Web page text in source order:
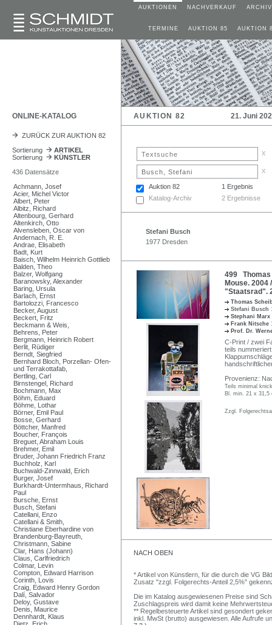
AUKTIONEN NACHVERKAUF ARCHIV
TERMINE AUKTION 85 AUKTION
ONLINE-KATALOG AUKTION 82 21. Juni
ZURÜCK ZUR AUKTION 82
Sortierung
ARTIKEL
Sortierung
KÜNSTLER
436 Datensätze
Achmann, Josef
Acier, Michel Victor
Albert, Peter
Albitz, Richard
Altenbourg, Gerhard
Altenkirch, Otto
Alvensleben, Oscar von
Andernach, R. E.
Andrae, Elisabeth
Badt, Kurt
Baisch, Wilhelm Heinrich Gottlieb
Balden, Theo
Balzer, Wolfgang
Baranowsky, Alexander
Baring, Ursula
Barlach, Ernst
Bartolozzi, Francesco
Becker, August
Beckert, Fritz
Beckmann & Weis,
Behrens, Peter
Bergmann, Heinrich Robert
Berlit, Rüdiger
Berndt, Siegfried
Bernhard Bloch, Porzellan- Ofen-
und Terrakottafab,
Bertling, Carl
Birnstengel, Richard
Bochmann, Max
Böhm, Eduard
Böhme, Lothar
Börner, Emil Paul
Bosse, Gerhard
Böttcher, Manfred
Boucher, François
Breguet, Abraham Louis
Brehmer, Emil
Bruder, Johann Friedrich Franz
Buchholz, Karl
Buchwald-Zinnwald, Erich
Burger, Josef
Burkhardt-Untermhaus, Richard
Paul
Bursche, Ernst
Busch, Stefani
Catellani, Enzo
Catellani & Smith,
Christiane Eberhardine von
Brandenburg-Bayreuth,
Christmann, Sabine
Clar, Hans (Johann)
Claus, Carlfriedrich
Colmar, Levin
Compton, Edward Harrison
Corinth, Lovis
Craig, Edward Henry Gordon
Dalí, Salvador
Deloy, Gustave
Denis, Maurice
Dennhardt, Klaus
x
x
Auktion 82
1 Ergebnis
Katalog-Archiv
2 Ergebnisse
Stefani Busch
1977 Dresden
499 Thomas
Mouse. 2004
"Staatsrad".
Thomas
Stefani Busch
Stephani Marx
Frank Nitsche
Prof. Dr.
C-Print / zwei
teils
Provenienz:
Teils minimal
Bl. min. 21 x
Zzgl.
NACH OBEN
* Artikel von Künstlern, für die durch die VG
Zusatz "zzgl. Folgerechts-Anteil 2,5%"
Die im Katalog ausgewiesenen Preise sind
Zuschlagspreis wird damit keine
** Regelbesteuerte Artikel sind gesondert
inkl. MwSt (brutto) ausgewiesen. Alle Aufrufe